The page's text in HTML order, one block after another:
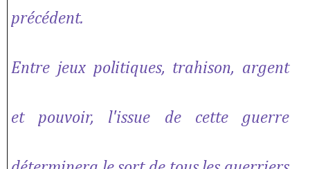
précédent.
Entre jeux politiques, trahison, argent
et pouvoir, l'issue de cette guerre